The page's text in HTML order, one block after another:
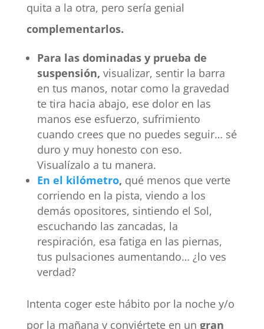
quita a la otra, pero sería genial
complementarlos.
Para las dominadas y prueba de
suspensión, visualizar, sentir la barra
en tus manos, notar como la gravedad
te tira hacia abajo, ese dolor en las
manos ese esfuerzo, sufrimiento
cuando crees que no puedes seguir… sé
duro y muy honesto con eso.
Visualízalo a tu manera.
En el kilómetro, qué menos que verte
corriendo en la pista, viendo a los
demás opositores, sintiendo el Sol,
escuchando las zancadas, la
respiración, esa fatiga en las piernas,
tus pulsaciones aumentando… ¿lo ves
verdad?
Intenta coger este hábito por la noche y/o
por la mañana y conviértete en un gran